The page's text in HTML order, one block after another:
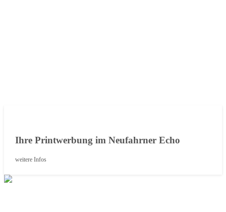
Ihre Printwerbung im Neufahrner Echo
weitere Infos